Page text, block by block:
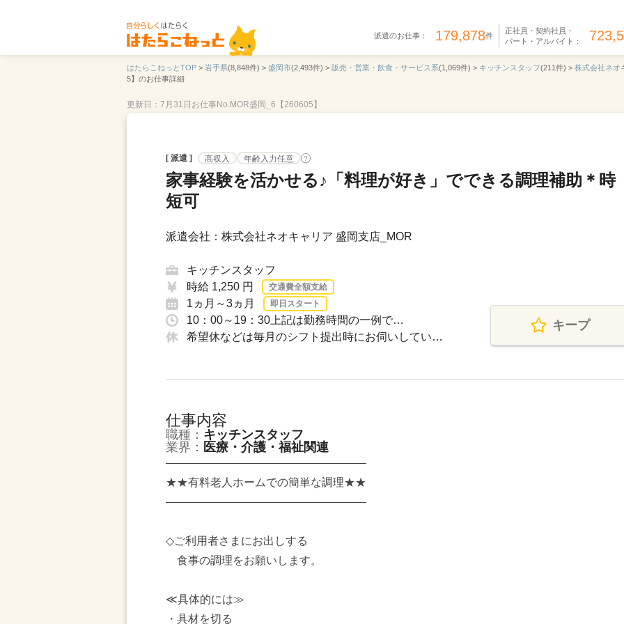
派遣のお仕事： 179,878件
正社員・契約社員・
パート・アルバイト：
はたらこねっとTOP > 岩手県(8,848件) > 盛岡市(2,493件) > 販売・営業・飲食・サービス系(1,069件) > キッチンスタッフ(211件) > 株式会社ネオ
5】のお仕事詳細
更新日：7月31日 お仕事No.MOR盛岡_6【260605】
[ 派遣 ] 高収入 年齢入力任意 ?
家事経験を活かせる♪「料理が好き」でできる調理補助＊時
短可
派遣会社：株式会社ネオキャリア 盛岡支店_MOR
キッチンスタッフ
時給 1,250 円
交通費全額支給
1ヵ月～3ヵ月 即日スタート
10：00～19：30上記は勤務時間の一例で…
希望休などは毎月のシフト提出時にお伺いしてい…
キープ
仕事内容
職種： キッチンスタッフ
業界： 医療・介護・福祉関連
――――――――――――――――――
★★有料老人ホームでの簡単な調理★★
――――――――――――――――――
◇ご利用者さまにお出しする
食事の調理をお願いします。
≪具体的には≫
・具材を切る